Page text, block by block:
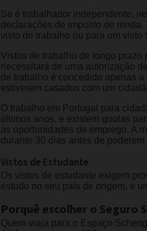
Se é trabalhador independente,
declarações de imposto de
visto de trabalho ou para um
Vistos de trabalho de longo prazo
necessitará de uma autorização
de trabalho é concedido apenas
estiverem casados com um
O trabalho em Portugal para
últimos anos, e existem quotas
as oportunidades de emprego. A
durante 30 dias antes de
Vistos de Estudante
Os vistos de estudante exigem
estudo no seu país de origem, e
Porquê escolher o Seguro
Quem viaja para o Espaço